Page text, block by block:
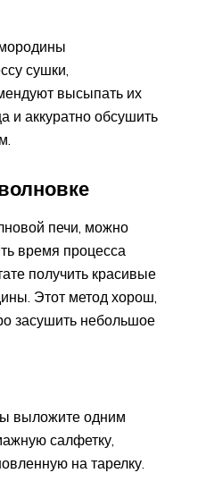
сушки,
высыпать их
и аккуратно обсушить
печи, можно
время процесса
получить красивые
Этот метод хорош,
засушить небольшое
выложите одним
салфетку,
на тарелку.